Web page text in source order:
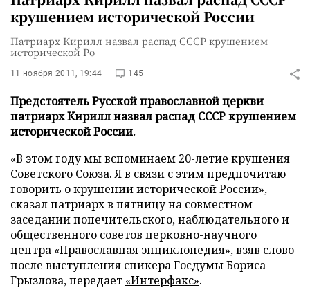
крушением исторической России
Патриарх Кирилл назвал распад СССР крушением
исторической Ро
11 ноября 2011, 19:44 145
Предстоятель Русской православной церкви
патриарх Кирилл назвал распад СССР крушением
исторической России.
«В этом году мы вспоминаем 20-летие крушения
Советского Союза. Я в связи с этим предпочитаю
говорить о крушении исторической России», –
сказал патриарх в пятницу на совместном
заседании попечительского, наблюдательного и
общественного советов церковно-научного
центра «Православная энциклопедия», взяв слово
после выступления спикера Госдумы Бориса
Грызлова, передает «Интерфакс».